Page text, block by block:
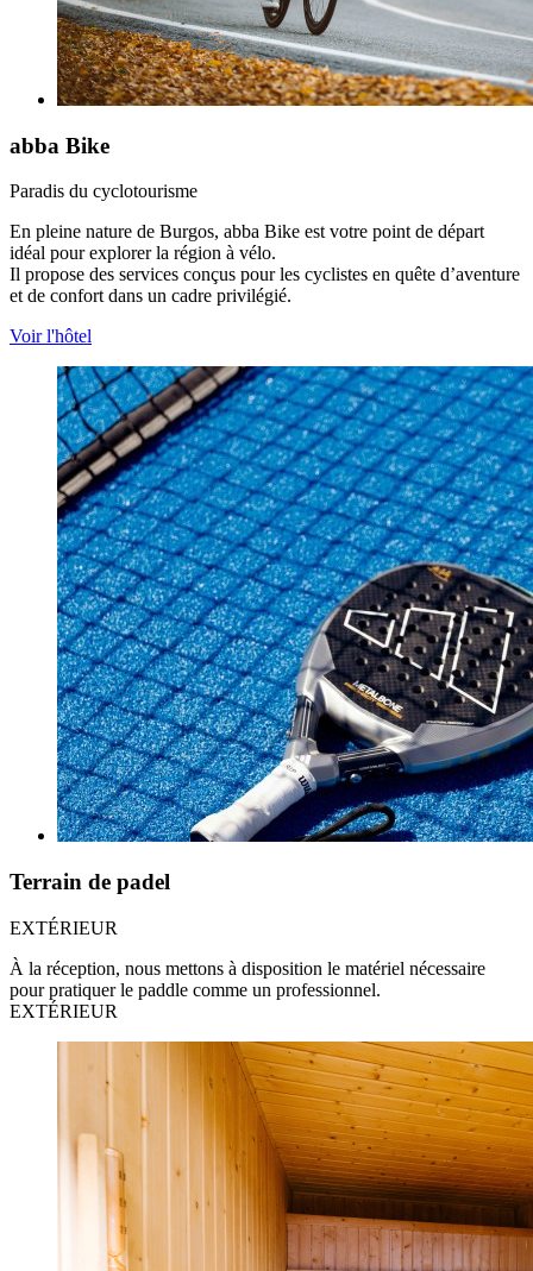
abba Bike
Paradis du cyclotourisme
En pleine nature de Burgos, abba Bike est votre point de départ
idéal pour explorer la région à vélo.
Il propose des services conçus pour les cyclistes en quête d’aventure
et de confort dans un cadre privilégié.
Voir l'hôtel
Terrain de padel
EXTÉRIEUR
À la réception, nous mettons à disposition le matériel nécessaire
pour pratiquer le paddle comme un professionnel.
EXTÉRIEUR